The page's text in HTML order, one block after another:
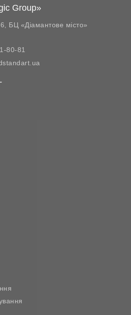
Group»
БЦ «Діамантове місто»
80-81